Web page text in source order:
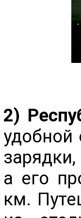
2)
а его
км.